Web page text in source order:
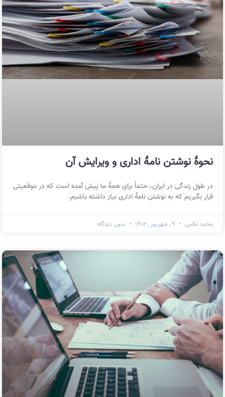
نحوهٔ نوشتن نامهٔ اداری و ویرایش آن
در طول زندگی در ایران، حتماً برای همهٔ ما پیش آمده است که در موقعیتی
قرار بگیریم که به نوشتن نامهٔ اداری نیاز داشته باشیم.
محمد نظمی بدون دیدگاه